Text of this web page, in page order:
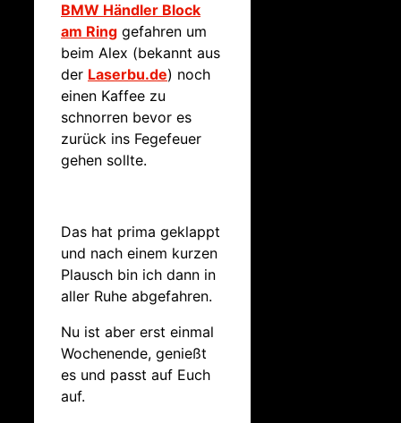
BMW Händler Block
am Ring gefahren um
beim Alex (bekannt aus
der Laserbu.de) noch
einen Kaffee zu
schnorren bevor es
zurück ins Fegefeuer
gehen sollte.
Das hat prima geklappt
und nach einem kurzen
Plausch bin ich dann in
aller Ruhe abgefahren.
Nu ist aber erst einmal
Wochenende, genießt
es und passt auf Euch
auf.